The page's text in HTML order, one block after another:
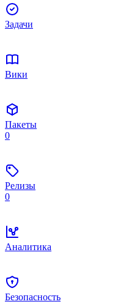
Задачи
Вики
Пакеты
0
Релизы
0
Аналитика
Безопасность